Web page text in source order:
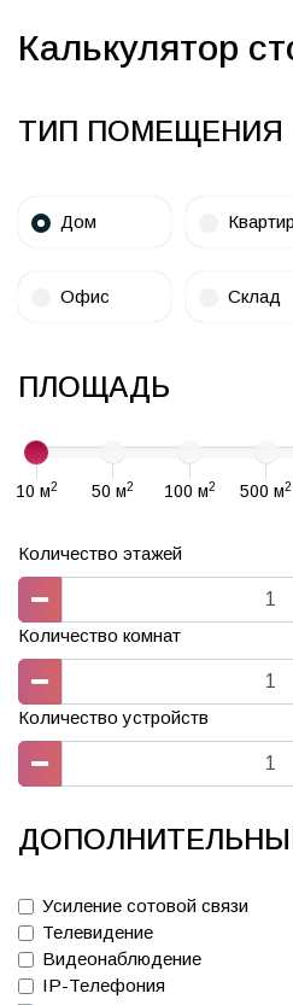
Калькулятор
ТИП ПОМЕЩЕНИЯ
Дом
Офис Склад
ПЛОЩАДЬ
10 м2 50 м2 100 м2 500 м2
Количество этажей
Количество комнат
Количество устройств
Усиление сотовой связи
Телевидение
Видеонаблюдение
IP-Телефония